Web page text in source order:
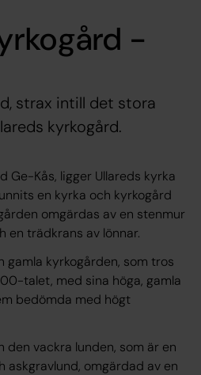
-
strax intill det stora
kyrkogård.
Ge-Kås, ligger Ullareds kyrka
en kyrka och kyrkogård
omgärdas av en stenmur
en trädkrans av lönnar.
gamla kyrkogården, som tros
talet, med sina höga, gamla
bedömda med högt
den vackra lunden, som är en
askgravlund, omgärdad av en